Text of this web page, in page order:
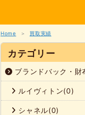
Home 買取実績
カテゴリー
ブランドバック・
ルイヴィトン(0)
シャネル(0)